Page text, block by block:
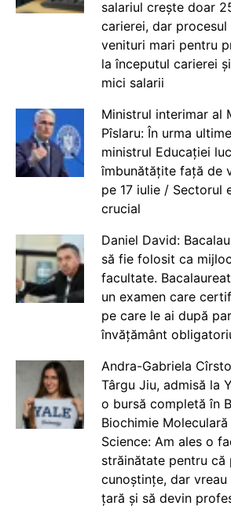
salariul crește doar
carierei, dar
venituri mari pentru
la începutul carierei
mici salarii
Ministrul interimar al
Pîslaru: În urma
ministrul Educației
îmbunătățite față de
pe 17 iulie / Sectorul
crucial
Daniel David:
să fie folosit ca
facultate.
un examen care
pe care le ai după
învățământ
Andra-Gabriela
Târgu Jiu, admisă la
o bursă completă în
Biochimie
Science: Am ales o
străinătate pentru
cunoștințe, dar
țară și să devin